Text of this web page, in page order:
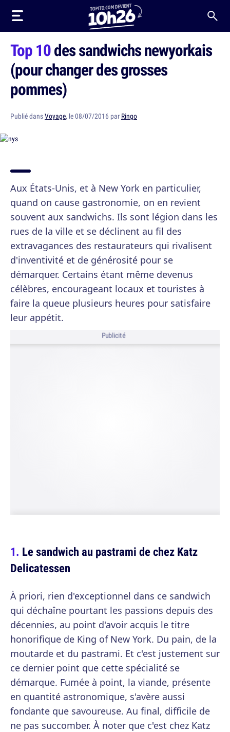
Top 10des sandwichs newyorkais
(pour changer des grosses
pommes)
Publié dansVoyage, le 08/07/2016 par Ringo
Aux États-Unis, et à New York en particulier,
quand on cause gastronomie, on en revient
souvent aux sandwichs. Ils sont légion dans les
rues de la ville et se déclinent au fil des
extravagances des restaurateurs qui rivalisent
d'inventivité et de générosité pour se
démarquer. Certains étant même devenus
célèbres, encourageant locaux et touristes à
faire la queue plusieurs heures pour satisfaire
leur appétit.
Publicité
Le sandwich au pastrami de chez Katz
Delicatessen
À priori, rien d'exceptionnel dans ce sandwich
qui déchaîne pourtant les passions depuis des
décennies, au point d'avoir acquis le titre
honorifique de King of New York. Du pain, de la
moutarde et du pastrami. Et c'est justement sur
ce dernier point que cette spécialité se
démarque. Fumée à point, la viande, présente
en quantité astronomique, s'avère aussi
fondante que savoureuse. Au final, difficile de
ne pas succomber. À noter que c'est chez Katz